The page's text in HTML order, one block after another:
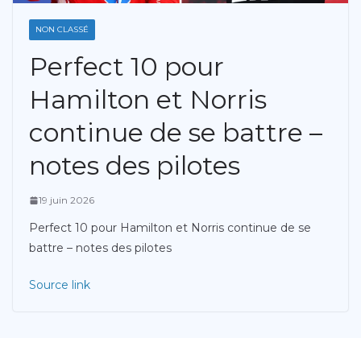
NON CLASSÉ
Perfect 10 pour
Hamilton et Norris
continue de se battre –
notes des pilotes
19 juin 2026
Perfect 10 pour Hamilton et Norris continue de se
battre – notes des pilotes
Source link